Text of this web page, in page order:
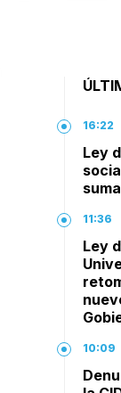
16:22
Ley
11:36
Ley
10:09